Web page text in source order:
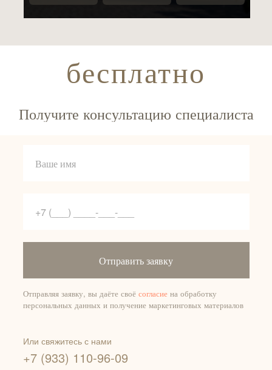
бесплатно
Получите консультацию специалиста
Отправить заявку
Отправляя заявку, вы даёте своё согласиена обработку
персональных данных и получение маркетинговых материалов
+7 (933) 110-96-09
Или свяжитесь с нами